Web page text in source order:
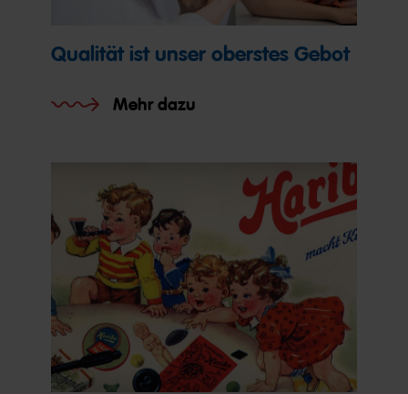
Qualität ist unser oberstes Gebot
Mehr dazu